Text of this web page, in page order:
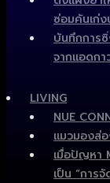
ซ่อมคันเก่ง
บันทึกการซิ่
จากแอดกา
LIVING
NUE
แมวมองส่
เมื่อปัญหา
เป็น “การ